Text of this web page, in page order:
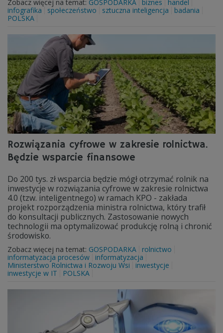
Zobacz więcej na temat: GOSPODARKA biznes
handel
infografika
społeczeństwo sztuczna inteligencja
badania
POLSKA
Rozwiązania cyfrowe w zakresie rolnictwa.
Będzie wsparcie finansowe
Do 200 tys. zł wsparcia będzie mógł otrzymać rolnik na
inwestycje w rozwiązania cyfrowe w zakresie rolnictwa
4.0 (tzw. inteligentnego) w ramach KPO - zakłada
projekt rozporządzenia ministra rolnictwa, który trafił
do konsultacji publicznych. Zastosowanie nowych
technologii ma optymalizować produkcję rolną i chronić
środowisko.
Zobacz więcej na temat: GOSPODARKA
rolnictwo
informatyzacja procesów
informatyzacja
Ministerstwo Rolnictwa i Rozwoju Wsi
inwestycje
inwestycje w IT
POLSKA